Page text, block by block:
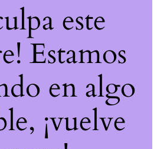
este
Estamos
en algo
¡vuelve